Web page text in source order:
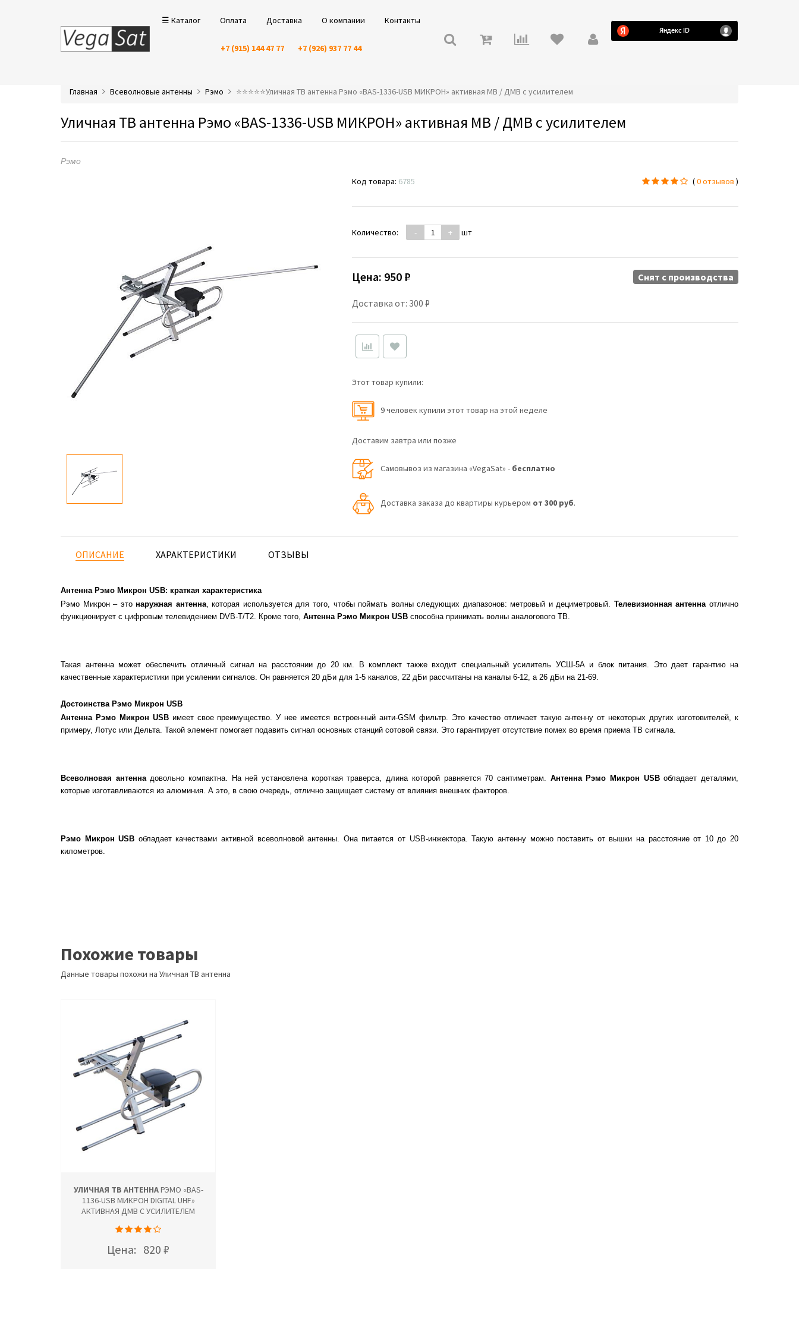
☰ Каталог Оплата Доставка О компании Контакты
+7 (915) 144 47 77 +7 (926) 937 77 44
Главная Всеволновые антенны Рэмо ⭐️⭐️⭐️⭐️⭐️Уличная ТВ антенна Рэмо «BAS-1336-USB МИКРОН» активная МВ / ДМВ с усилителем
Уличная ТВ антенна Рэмо «BAS-1336-USB МИКРОН» активная МВ / ДМВ с усилителем
Рэмо
Код товара: 6785 (0 отзывов )
Количество: - + шт
Цена: 950 ₽
Доставка от: 300 ₽
Снят c производства
Этот товар купили:
9 человек купили этот товар на этой неделе
Доставим завтра или позже
Самовывоз из магазина «VegaSat» - бесплатно
Доставка заказа до квартиры курьером от 300 руб.
ОПИСАНИЕ ХАРАКТЕРИСТИКИ ОТЗЫВЫ
Антенна Рэмо Микрон USB: краткая характеристика
Рэмо Микрон – этонаружная антенна, которая используется для того, чтобы поймать волны следующих диапазонов: метровый и дециметровый. Телевизионная антеннаотлично
функционирует с цифровым телевидением DVB-T/Т2. Кроме того, Антенна Рэмо Микрон USB способна принимать волны аналогового ТВ.
Такая антенна может обеспечить отличный сигнал на расстоянии до 20 км. В комплект также входит специальный усилитель УСШ-5А и блок питания. Это дает гарантию на
качественные характеристики при усилении сигналов. Он равняется 20 дБи для 1-5 каналов, 22 дБи рассчитаны на каналы 6-12, а 26 дБи на 21-69.
Достоинства Рэмо Микрон USB
Антенна Рэмо Микрон USB имеет свое преимущество. У нее имеется встроенный анти-GSM фильтр. Это качество отличает такую антенну от некоторых других изготовителей, к
примеру, Лотус или Дельта. Такой элемент помогает подавить сигнал основных станций сотовой связи. Это гарантирует отсутствие помех во время приема ТВ сигнала.
Всеволновая антеннадовольно компактна. На ней установлена короткая траверса, длина которой равняется 70 сантиметрам. Антенна Рэмо Микрон USBобладает деталями,
которые изготавливаются из алюминия. А это, в свою очередь, отлично защищает систему от влияния внешних факторов.
Рэмо Микрон USB обладает качествами активной всеволновой антенны. Она питается от USB-инжектора. Такую антенну можно поставить от вышки на расстояние от 10 до 20
километров.
Похожие товары
Данные товары похожи на Уличная ТВ антенна
УЛИЧНАЯ ТВ АНТЕННАРЭМО «BAS-
1136-USB МИКРОН DIGITAL UHF»
АКТИВНАЯ ДМВ С УСИЛИТЕЛЕМ
Цена: 820 ₽